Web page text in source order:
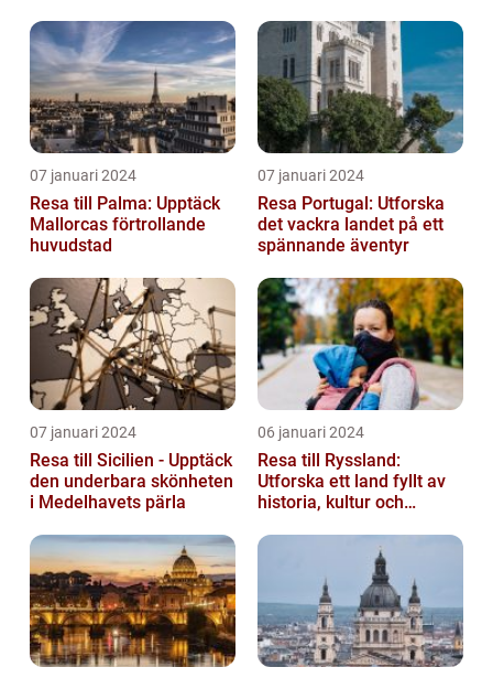
07 januari 2024
Resa till Palma: Upptäck
Mallorcas förtrollande
huvudstad
07 januari 2024
Resa Portugal: Utforska
det vackra landet på ett
spännande äventyr
07 januari 2024
Resa till Sicilien - Upptäck
den underbara skönheten
i Medelhavets pärla
06 januari 2024
Resa till Ryssland:
Utforska ett land fyllt av
historia, kultur och